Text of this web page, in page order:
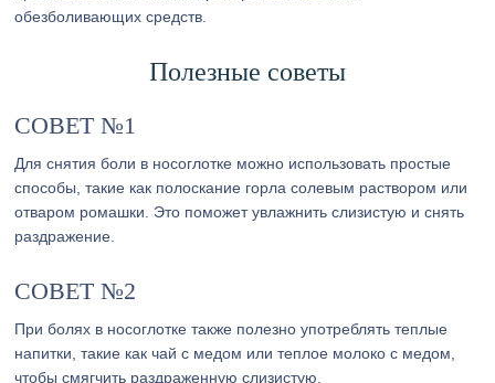
обезболивающих средств.
Полезные советы
СОВЕТ №1
Для снятия боли в носоглотке можно использовать простые
способы, такие как полоскание горла солевым раствором или
отваром ромашки. Это поможет увлажнить слизистую и снять
раздражение.
СОВЕТ №2
При болях в носоглотке также полезно употреблять теплые
напитки, такие как чай с медом или теплое молоко с медом,
чтобы смягчить раздраженную слизистую.